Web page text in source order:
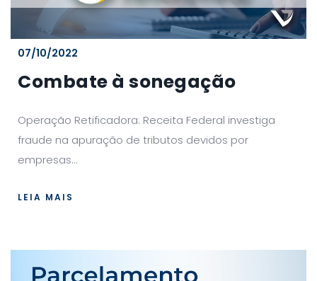
07/10/2022
Combate à sonegação
Operação Retificadora: Receita Federal investiga
fraude na apuração de tributos devidos por
empresas...
LEIA MAIS